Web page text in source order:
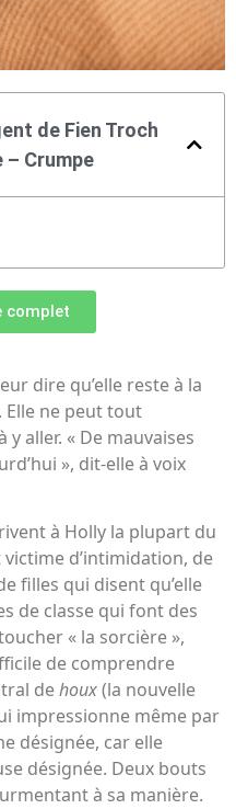
de Fien Troch
Crumpe
complet
dire qu’elle reste à la
Elle ne peut tout
aller. « De mauvaises
», dit-elle à voix
à Holly la plupart du
d’intimidation, de
filles qui disent qu’elle
de classe qui font des
« la sorcière »,
de comprendre
dehoux(la nouvelle
impressionne même par
désignée, car elle
désignée. Deux bouts
à sa manière.